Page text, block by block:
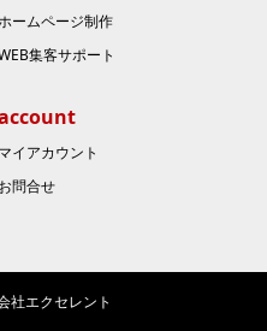
ームページ制作
集客サポート
マイアカウント
お問合せ
社エクセレント